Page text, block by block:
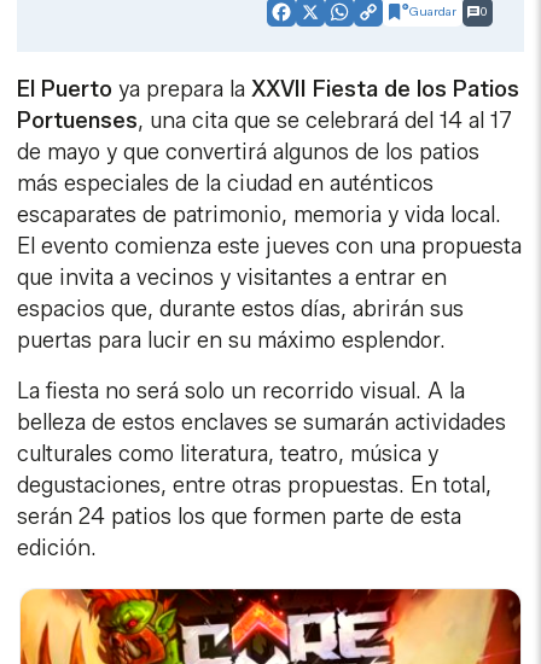
Facebook
X WhatsApp
CopyGuardar 0
El Puertoya prepara laXXVII Fiesta de los Patios
Portuenses, una cita que se celebrará del 14 al 17
de mayo y que convertirá algunos de los patios
más especiales de la ciudad en auténticos
escaparates de patrimonio, memoria y vida local.
El evento comienza este jueves con una propuesta
que invita a vecinos y visitantes a entrar en
espacios que, durante estos días, abrirán sus
puertas para lucir en su máximo esplendor.
La fiesta no será solo un recorrido visual. A la
belleza de estos enclaves se sumarán actividades
culturales como literatura, teatro, música y
degustaciones, entre otras propuestas. En total,
serán 24 patios los que formen parte de esta
edición.